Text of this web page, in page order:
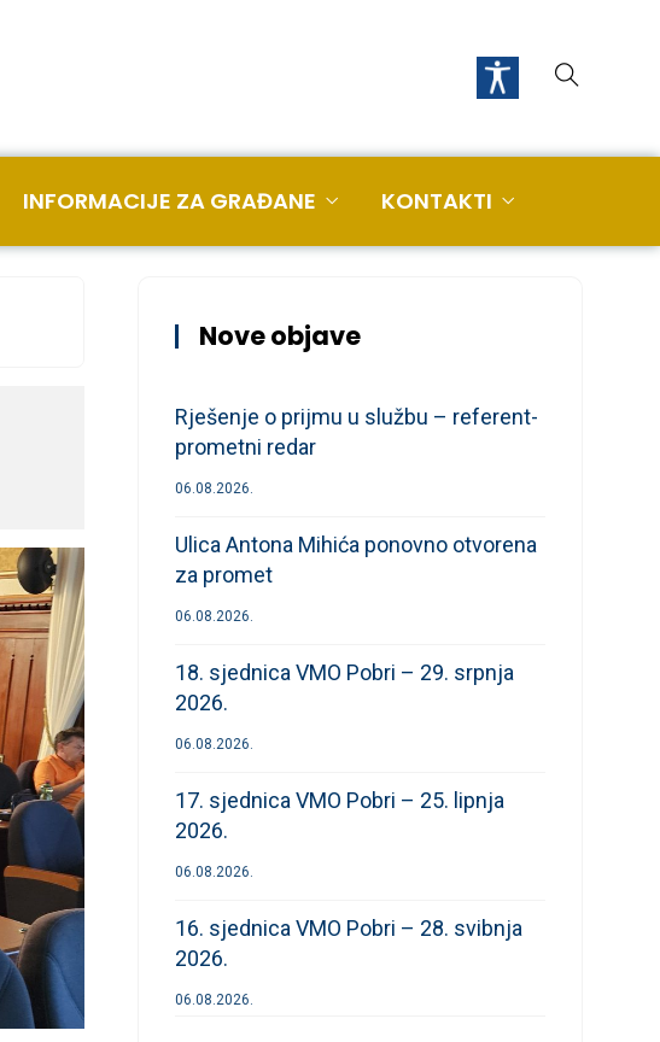
INFORMACIJE ZA GRAĐANE KONTAKTI
Nove objave
Rješenje o prijmu u službu – referent-
prometni redar
06.08.2026.
Ulica Antona Mihića ponovno otvorena
za promet
06.08.2026.
18. sjednica VMO Pobri – 29. srpnja
2026.
06.08.2026.
17. sjednica VMO Pobri – 25. lipnja
2026.
06.08.2026.
16. sjednica VMO Pobri – 28. svibnja
2026.
06.08.2026.